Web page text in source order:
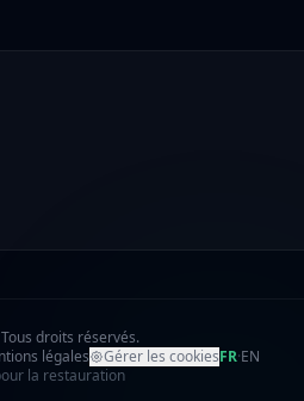
droits réservés.
légales Gérer les cookiesFR·EN
la restauration